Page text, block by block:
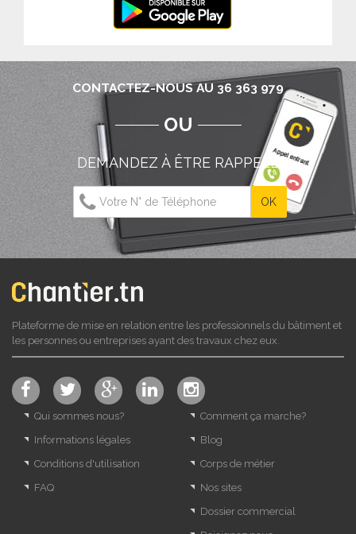
CONTACTEZ-NOUS AU 36 363 979
OU
DEMANDEZ À ÊTRE RAPPELÉ
Plateforme de mise en relation entre les professionnels du bâtiment et
les personnes ou entreprises ayant des travaux chez eux.
Qui sommes nous?
Informations légales
Conditions d'utilisation
FAQ
Comment ça marche?
Blog
Corps de métier
Nos sites
Dossier commercial